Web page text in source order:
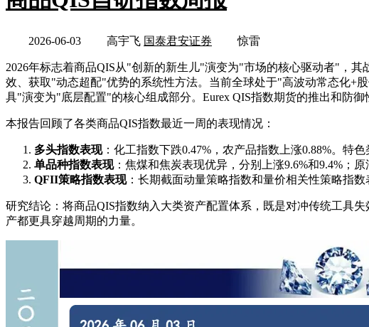
2026-06-03 高宇飞 国泰君安证券 惊雷
2026年标志着商品QIS从"创新的新生儿"演变为"市场的核心驱动者"，
效、获取"动态超配"优势的系统性方法。当前全球处于"高波动常态化+
具"演变为"底层配置"的核心组成部分。Eurex QIS指数期货的推出和防
本报告回顾了各类商品QIS指数最近一周的表现情况：
多头指数表现：化工指数下跌0.47%，农产品指数上涨0.88%。特
单品种指数表现：焦煤和焦炭表现优异，分别上涨9.6%和9.4%；
QFII策略指数表现：长期截面动量策略指数和量价相关性策略指数
研究结论：将商品QIS指数纳入大类资产配置体系，既是对冲传统工具
产都更具穿越周期的力量。